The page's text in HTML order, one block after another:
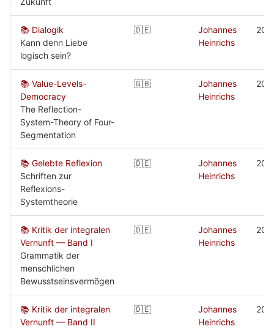
📚 Dialogik
Kann denn Liebe
logisch sein?
🇩🇪
Johannes
Heinrichs
📚 Value-Levels-
Democracy
The Reflection-
System-Theory of Four-
Segmentation
🇬🇧
Johannes
Heinrichs
📚 Gelebte Reflexion
Schriften zur
Reflexions-
Systemtheorie
🇩🇪
Johannes
Heinrichs
📚 Kritik der integralen
Vernunft — Band I
Grammatik der
menschlichen
Bewusstseinsvermögen
🇩🇪
Johannes
Heinrichs
📚 Kritik der integralen
Vernunft — Band II
🇩🇪
Johannes
Heinrichs